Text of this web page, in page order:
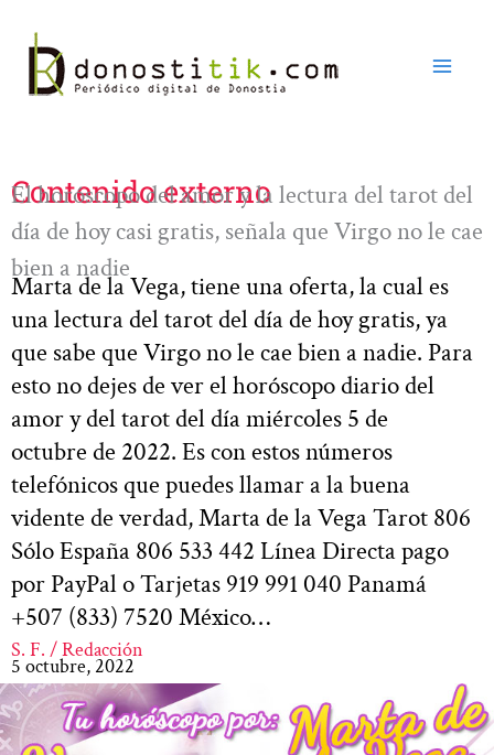
contenido
Contenido externo
El horóscopo del amor y la lectura del tarot del
día de hoy casi gratis, señala que Virgo no le cae
bien a nadie
Marta de la Vega, tiene una oferta, la cual es
una lectura del tarot del día de hoy gratis, ya
que sabe que Virgo no le cae bien a nadie. Para
esto no dejes de ver el horóscopo diario del
amor y del tarot del día miércoles 5 de
octubre de 2022. Es con estos números
telefónicos que puedes llamar a la buena
vidente de verdad, Marta de la Vega Tarot 806
Sólo España 806 533 442 Línea Directa pago
por PayPal o Tarjetas 919 991 040 Panamá
+507 (833) 7520 México…
S. F. / Redacción
5 octubre, 2022